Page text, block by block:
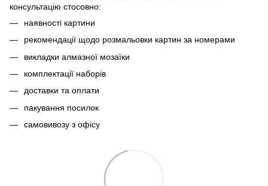
консультацію стосовно:
наявності картини
рекомендації щодо розмальовки картин за номерами
викладки алмазної мозаїки
комплектації наборів
доставки та оплати
пакування посилок
самовивозу з офісу